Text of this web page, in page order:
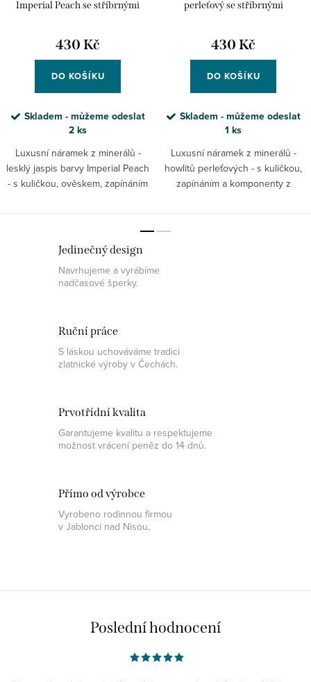
Imperial Peach se stříbrnými
430 Kč
DO KOŠÍKU
Skladem - můžeme odeslat
2 ks
Luxusní náramek z minerálů -
lesklý jaspis barvy Imperial Peach
- s kuličkou, ověskem, zapínáním
perleťový se stříbrnými
430 Kč
DO KOŠÍKU
Skladem - můžeme odeslat
1 ks
Luxusní náramek z minerálů -
howlitů perleťových - s kuličkou,
zapínáním a komponenty z
Jedinečný design
Navrhujeme a vyrábíme
nadčasové šperky.
Ruční práce
S láskou uchováváme tradici
zlatnické výroby v Čechách.
Prvotřídní kvalita
Garantujeme kvalitu a respektujeme
možnost vrácení peněz do 14 dnů.
Přímo od výrobce
Vyrobeno rodinnou firmou
v Jablonci nad Nisou.
Poslední hodnocení